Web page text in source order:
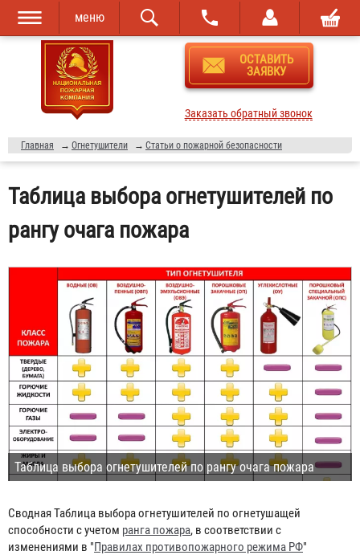
Перейти к
основному
содержанию
Skip to
navigation
меню
ОСТАВИТЬ
ЗАЯВКУ
Заказать обратный звонок
Главная → Огнетушители → Статьи о пожарной безопасности
Таблица выбора огнетушителей по
рангу очага пожара
Таблица выбора огнетушителей по рангу очага пожара
Сводная Таблица выбора огнетушителей по огнетушащей
способности с учетом ранга пожара, в соответствии с
изменениями в "Правилах противопожарного режима РФ"